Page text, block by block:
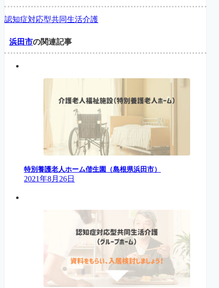
認知症対応型共同生活介護
浜田市の関連記事
特別養護老人ホーム偕生園（島根県浜田市）
2021年8月26日